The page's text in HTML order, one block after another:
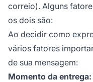
correio). Alguns
os dois são:
Ao decidir como
vários fatores
de sua mensagem:
Momento da entrega: